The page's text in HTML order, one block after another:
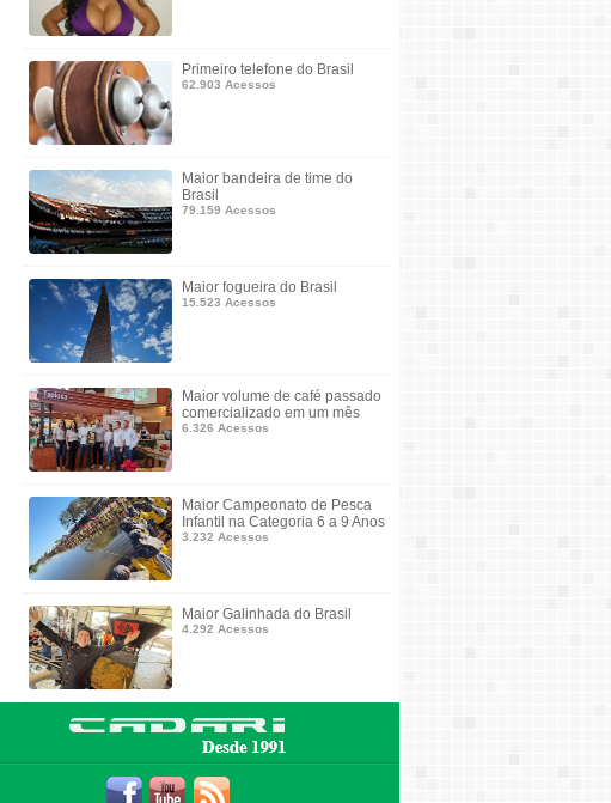
Primeiro telefone do Brasil
62.903 Acessos
Maior bandeira de time do
Brasil
79.159 Acessos
Maior fogueira do Brasil
15.523 Acessos
Maior volume de café passado
comercializado em um mês
6.326 Acessos
Maior Campeonato de Pesca
Infantil na Categoria 6 a 9 Anos
3.232 Acessos
Maior Galinhada do Brasil
4.292 Acessos